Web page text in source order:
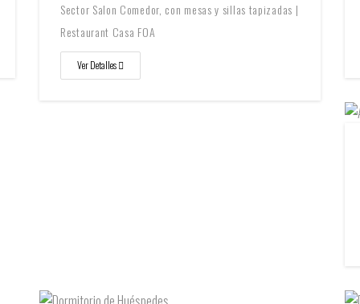
Sector Salon Comedor, con mesas y sillas tapizadas |
Restaurant Casa FOA
Ver Detalles